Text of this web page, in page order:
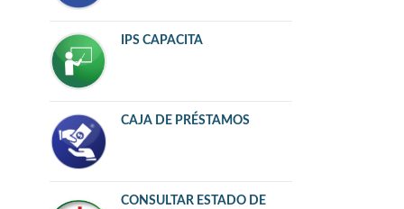
IPS CAPACITA
CAJA DE PRÉSTAMOS
CONSULTAR ESTADO DE